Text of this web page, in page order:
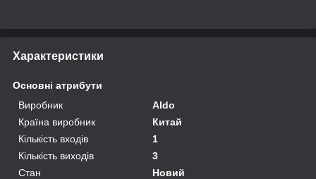
Характеристики
Основні атрибути
Виробник
Aldo
Країна виробник
Китай
Кількість входів
1
Кількість виходів
3
Стан
Новий